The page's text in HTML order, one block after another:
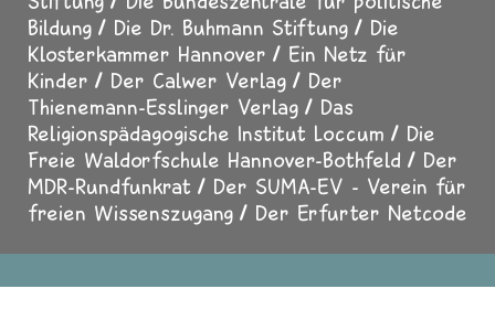
Bildung
Die Dr. Buhmann Stiftung
Die
Klosterkammer Hannover
Ein Netz für
Kinder
Der Calwer Verlag
Der
Thienemann-Esslinger Verlag
Das
Religionspädagogische Institut Loccum
Die
Freie Waldorfschule Hannover-Bothfeld
Der
MDR-Rundfunkrat
Der SUMA-EV - Verein für
freien Wissenszugang
Der Erfurter Netcode